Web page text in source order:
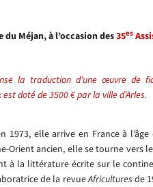
Méjan, à l’occasion des35es
la traduction d’une œuvre de
est doté de 3500 € par la ville d’Arles.
1973, elle arrive en France à
Orient ancien, elle se tourne vers
à la littérature écrite sur le
de la revueAfricultures de